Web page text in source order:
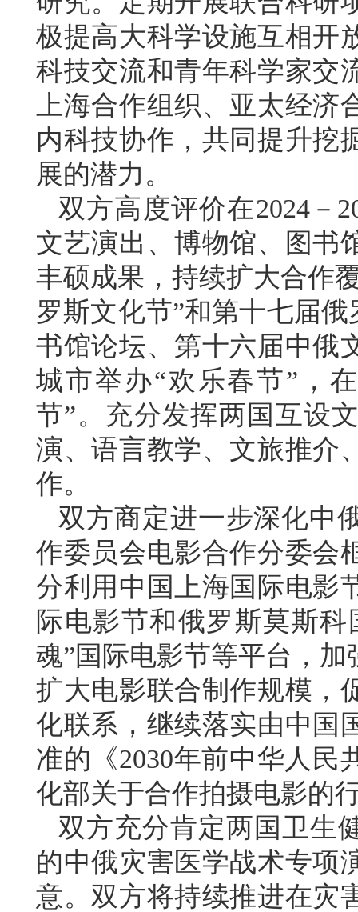
极提高大科学设施互相开
科技交流和青年科学家交
上海合作组织、亚太经
内科技协作，共同提升挖
展的潜力。
双方高度评价在2024－
文艺演出、博物馆、图书
丰硕成果，持续扩大合作
罗斯文化节”和第十七届
书馆论坛、第十六届中俄
城市举办“欢乐春节”，
节”。充分发挥两国互设
演、语言教学、文旅推介
作。
双方商定进一步深化中
作委员会电影合作分委会
分利用中国上海国际电影
际电影节和俄罗斯莫斯
魂”国际电影节等平台，
扩大电影联合制作规模，
化联系，继续落实由中国
准的《2030年前中华人民
化部关于合作拍摄电影的
双方充分肯定两国卫生
的中俄灾害医学战术专项
意。双方将持续推进在灾